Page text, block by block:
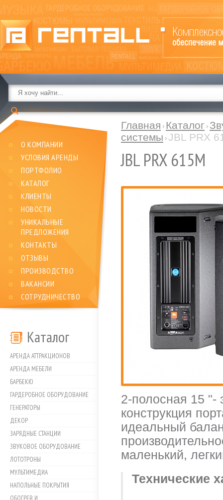
О КОМПАНИИ
УСЛОВИЯ АРЕНДЫ
ПОРТФОЛИО
КАТАЛОГ
КЛИЕНТЫ
НОВОСТИ
УНИКАЛЬНЫЕ
ПРЕДЛОЖЕНИЯ
КОНТАКТЫ
ОТЗЫВЫ
ПРОИЗВОДСТВО
ВАКАНСИИ
СОТРУДНИЧЕСТВО
Каталог
АРЕНДА АТТРАКЦИОНОВ
АРЕНДА МЕБЕЛИ
БАРБЕКЮ
ГАРДЕРОБНОЕ ОБОРУДОВАНИЕ
ГЕНЕРАТОРЫ
ДЕКОР
ЗАРЯДНЫЕ СТАНЦИИ
ЗВУКОВОЕ ОБОРУДОВАНИЕ
ЛОТОТРОНЫ
МУЛЬТИМЕДИА
НАПОЛЬНЫЕ ПОКРЫТИЯ
ОБОГРЕВ И
Главная Каталог
системы JBL PRX
JBL PRX 615M
2-полосная 15 "-
конструкция
идеальный
маленький,
Технические